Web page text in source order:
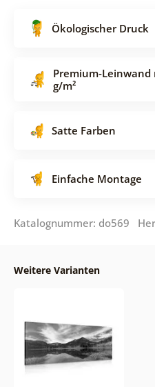
Ökologischer Druck
Premium-
g/m²
Satte Farben
Einfache Montage
Katalognummer: do569
Weitere Varianten